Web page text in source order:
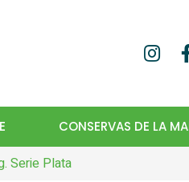
CONSERVAS DE LA
Serie Plata